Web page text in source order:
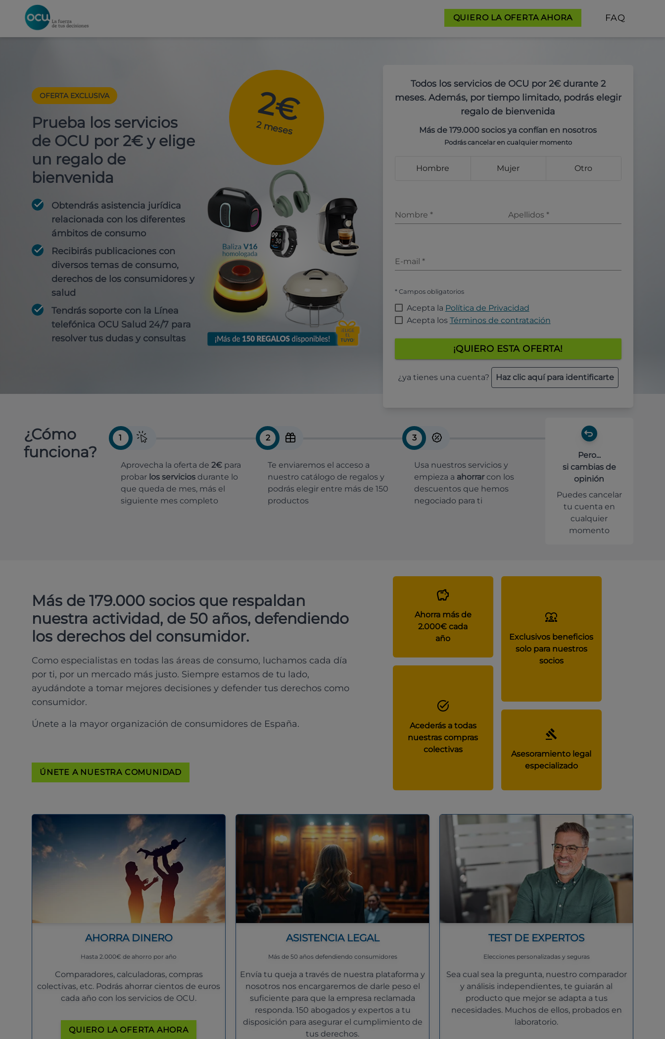
QUIERO LA OFERTA AHORA FAQ
OFERTA EXCLUSIVA
Prueba los servicios
de OCU por 2€ y elige
un regalo de
bienvenida
Obtendrás asistencia jurídica
relacionada con los diferentes
ámbitos de consumo
Recibirás publicaciones con
diversos temas de consumo,
derechos de los consumidores y
salud
Tendrás soporte con la Línea
telefónica OCU Salud 24/7 para
resolver tus dudas y consultas
2€
2 meses
Todos los servicios de OCU por 2€ durante 2
meses. Además, por tiempo limitado, podrás elegir
regalo de bienvenida
Más de 179.000 socios ya confían en nosotros
Podrás cancelar en cualquier momento
Hombre Mujer Otro
Nombre * Apellidos *
E-mail *
* Campos obligatorios
Acepta la Política de Privacidad
Acepta los Términos de contratación
¡QUIERO ESTA OFERTA!
¿ya tienes una cuenta? Haz clic aquí para identificarte
¿Cómo
funciona?
1
Aprovecha la oferta de 2€ para
probar los servicios durante lo
que queda de mes, más el
siguiente mes completo
2
Te enviaremos el acceso a
nuestro catálogo de regalos y
podrás elegir entre más de 150
productos
3
Usa nuestros servicios y
empieza a ahorrar con los
descuentos que hemos
negociado para ti
Pero...
si cambias de
opinión
Puedes cancelar
tu cuenta en
cualquier
momento
Más de 179.000 socios que respaldan
nuestra actividad, de 50 años, defendiendo
los derechos del consumidor.
Como especialistas en todas las áreas de consumo, luchamos cada día
por ti, por un mercado más justo. Siempre estamos de tu lado,
ayudándote a tomar mejores decisiones y defender tus derechos como
consumidor.
Únete a la mayor organización de consumidores de España.
ÚNETE A NUESTRA COMUNIDAD
Ahorra más de
2.000€ cada
año
Exclusivos beneficios
solo para nuestros
socios
Acederás a todas
nuestras compras
colectivas
Asesoramiento legal
especializado
AHORRA DINERO
Hasta 2.000€ de ahorro por año
Comparadores, calculadoras, compras
colectivas, etc. Podrás ahorrar cientos de euros
cada año con los servicios de OCU.
QUIERO LA OFERTA AHORA
ASISTENCIA LEGAL
Más de 50 años defendiendo consumidores
Envía tu queja a través de nuestra plataforma y
nosotros nos encargaremos de darle peso el
suficiente para que la empresa reclamada
responda. 150 abogados y expertos a tu
disposición para asegurar el cumplimiento de
tus derechos.
TEST DE EXPERTOS
Elecciones personalizadas y seguras
Sea cual sea la pregunta, nuestro comparador
y análisis independientes, te guiarán al
producto que mejor se adapta a tus
necesidades. Muchos de ellos, probados en
laboratorio.